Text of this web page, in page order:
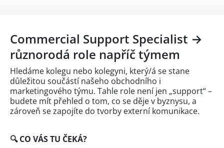
Commercial Support Specialist →
různorodá role napříč týmem
Hledáme kolegu nebo kolegyni, který/á se stane
důležitou součástí našeho obchodního i
marketingového týmu. Tahle role není jen „support“ –
budete mít přehled o tom, co se děje v byznysu, a
zároveň se zapojíte do tvorby externí komunikace.
🔍 CO VÁS TU ČEKÁ?